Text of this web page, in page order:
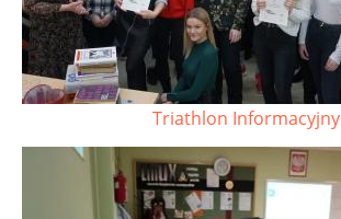
Triathlon Informacyjny